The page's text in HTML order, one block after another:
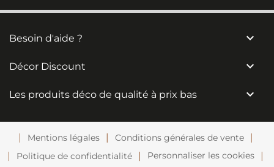
Besoin d'aide ? 
Décor Discount 
Les produits déco de qualité à prix bas 
Mentions légales
Conditions générales de vente
Politique de confidentialité
Personnaliser les cookies